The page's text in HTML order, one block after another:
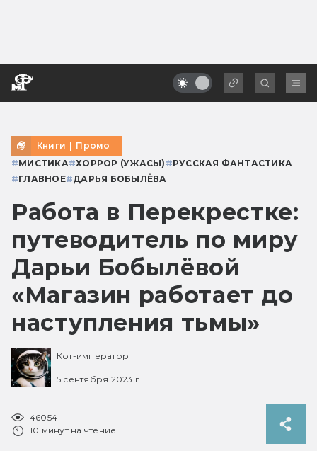
Книги | Промо
#МИСТИКА#ХОРРОР (УЖАСЫ) #РУССКАЯ ФАНТАСТИКА
#ГЛАВНОЕ#ДАРЬЯ БОБЫЛЁВА
Работа в Перекрестке:
путеводитель по миру
Дарьи Бобылёвой
«Магазин работает до
наступления тьмы»
Кот-император
5 сентября 2023 г.
46054
10 минут на чтение